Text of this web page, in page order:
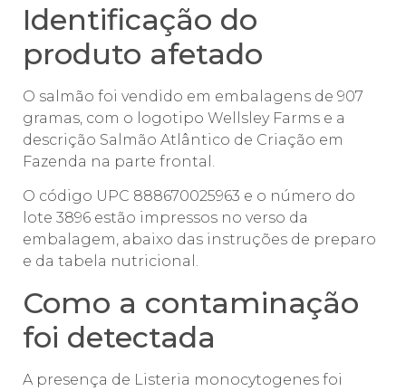
Identificação do
produto afetado
O salmão foi vendido em embalagens de 907
gramas, com o logotipo Wellsley Farms e a
descrição Salmão Atlântico de Criação em
Fazenda na parte frontal.
O código UPC 888670025963 e o número do
lote 3896 estão impressos no verso da
embalagem, abaixo das instruções de preparo
e da tabela nutricional.
Como a contaminação
foi detectada
A presença de Listeria monocytogenes foi